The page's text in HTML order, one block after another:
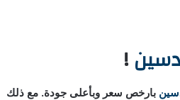
!
بارخص سعر وبأعلى جودة. مع ذلك